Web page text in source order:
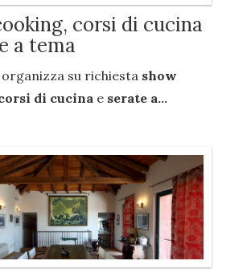
corsi di cucina
a tema
su richiesta show
di cucina e serate a...